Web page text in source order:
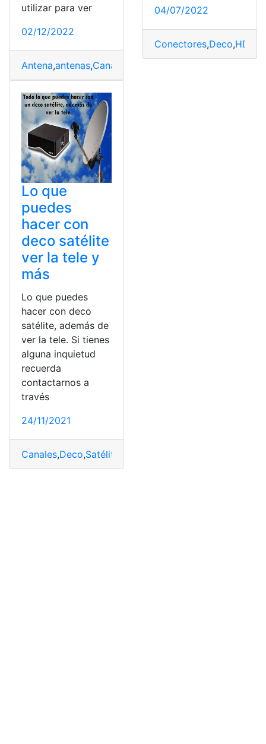
utilizar para ver
02/12/2022
Antena,antenas,Canales
04/07/2022
Conectores,Deco,HDMI
Lo que
puedes
hacer con
deco satélite
ver la tele y
más
Lo que puedes
hacer con deco
satélite, además de
ver la tele. Si tienes
alguna inquietud
recuerda
contactarnos a
través
24/11/2021
Canales,Deco,Satélite